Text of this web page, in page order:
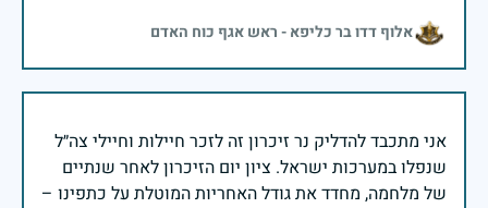
אלוף דדו בר כליפא - ראש אגף כוח האדם
אני מתכבד להדליק נר זיכרון זה לזכר חיילות וחיילי צה״ל
שנפלו במערכות ישראל. ציון יום הזיכרון לאחר שנתיים
של מלחמה, מחדד את גודל האחריות המוטלת על כתפינו –